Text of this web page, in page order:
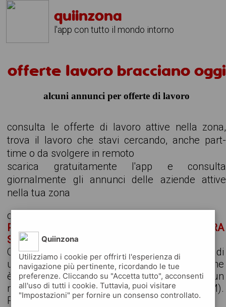
quiinzona
l'app con tutto il mondo intorno
offerte lavoro bracciano oggi
alcuni annunci per offerte di lavoro
consulta le offerte di lavoro attive nella zona,
trova il lavoro che stavi cercando, anche part-
time o da svolgere in remoto
scarica gratuitamente l'app e consulta
giornalmente gli annunci delle aziende attive
nella tua zona
cerchiamo
PERSONALE PER NUOVA APERTURA
SUPERMERCATO MANZIANA (RM)
Quojobis – Agenzia per il Lavoro, per conto di
un'importante realtà della Grande Distribuzione
è alla ricerca di personale da inserire presso un
nuovo punto vendita situato a Manziana (RM).
Posizioni aperte Area Direzione/Reparti 1 Cap...
Quiinzona
Utilizziamo i cookie per offrirti l'esperienza di
navigazione più pertinente, ricordando le tue
preferenze. Cliccando su "Accetta tutto", acconsenti
all'uso di tutti i cookie. Tuttavia, puoi visitare
"Impostazioni" per fornire un consenso controllato.